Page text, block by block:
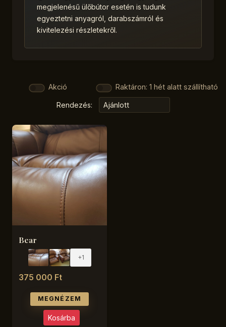
megjelenésű ülőbútor esetén is tudunk
egyeztetni anyagról, darabszámról és
kivitelezési részletekről.
Akció Raktáron: 1 hét alatt szállítható
Rendezés:
Bear
+1
375 000 Ft
MEGNÉZEM
Kosárba